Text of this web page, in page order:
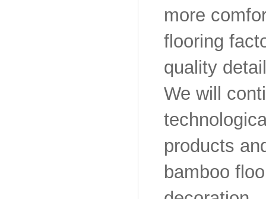
more
flooring
quality
We will
products
bamboo